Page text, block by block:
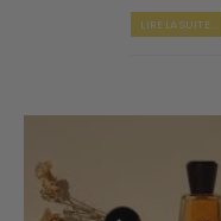
LIRE LA SUITE...